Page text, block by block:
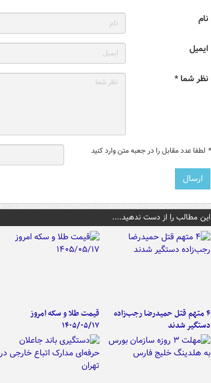
نام
ایمیل
نظر شما *
* لطفا عدد مقابل را در جعبه متن وارد کنید
این مطالب را از دست ندهید....
۴ متهم قتل حمیدرضا رجب‌زاده
دستگیر شدند
قیمت طلا و سکه امروز
۱۴۰۵/۰۵/۱۷